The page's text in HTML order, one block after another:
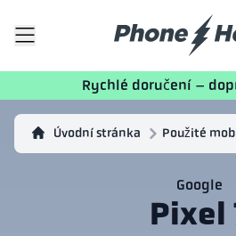
Rychlé doručení –
Úvodní stránka Použité
Google
Pixel